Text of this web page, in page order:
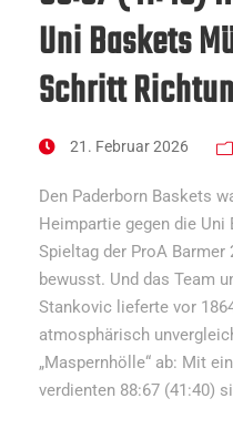
Uni Baskets
Schritt
21. Februar 2026
Den Paderborn Baskets
Heimpartie gegen die
Spieltag der ProA
bewusst. Und das Team
Stankovic lieferte vor
atmosphärisch
„Maspernhölle“ ab: Mit
verdienten 88:67 (41:40)